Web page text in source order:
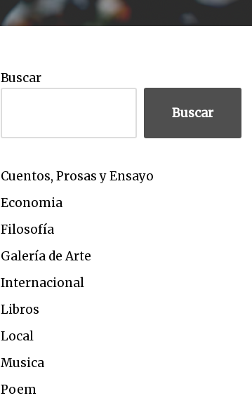
Buscar
Buscar
Cuentos, Prosas y Ensayo
Economia
Filosofía
Galería de Arte
Internacional
Libros
Local
Musica
Poem